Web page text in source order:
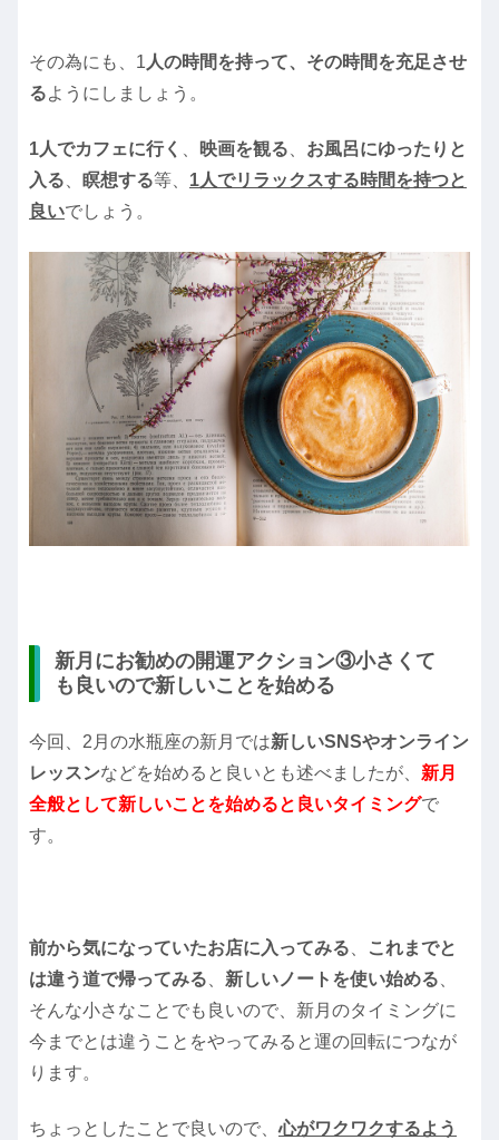
その為にも、1 人の時間を持って、その時間を充足させ
るようにしましょう。
1人でカフェに行く 映画を観る
お風呂にゆったりと
入る
瞑想する等、 1人でリラックスする時間を持つと
良いでしょう。
新月にお勧めの開運アクション③小さくて
も良いので新しいことを始める
今回、2月の水瓶座の新月では新しいSNSやオンライン
レッスンなどを始めると良いとも述べましたが、 新月
全般として新しいことを始めると良いタイミングで
す。
前から気になっていたお店に入ってみる
これまでと
は違う道で帰ってみる
新しいノートを使い始める
そんな小さなことでも良いので、新月のタイミングに
今までとは違うことをやってみると運の回転につなが
ります。
ちょっとしたことで良いので、心がワクワクするよう